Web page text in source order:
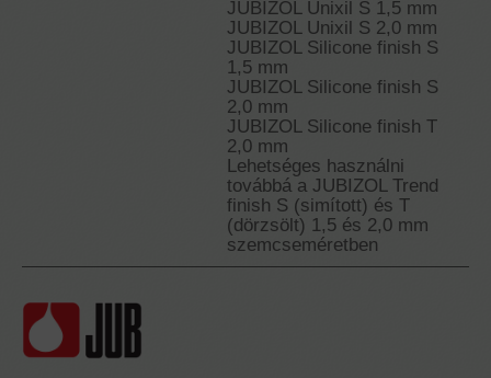
JUBIZOL Unixil S 1,5 mm
JUBIZOL Unixil S 2,0 mm
JUBIZOL Silicone finish S
1,5 mm
JUBIZOL Silicone finish S
2,0 mm
JUBIZOL Silicone finish T
2,0 mm
Lehetséges használni
továbbá a JUBIZOL Trend
finish S (simított) és T
(dörzsölt) 1,5 és 2,0 mm
szemcseméretben